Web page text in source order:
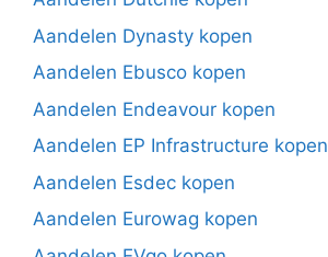
Aandelen Dynasty kopen
Aandelen Ebusco kopen
Aandelen Endeavour kopen
Aandelen EP Infrastructure kopen
Aandelen Esdec kopen
Aandelen Eurowag kopen